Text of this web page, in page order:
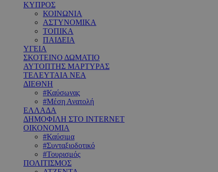
ΚΥΠΡΟΣ
ΚΟΙΝΩΝΙΑ
ΑΣΤΥΝΟΜΙΚΑ
ΤΟΠΙΚΑ
ΠΑΙΔΕΙΑ
ΥΓΕΙΑ
ΣΚΟΤΕΙΝΟ ΔΩΜΑΤΙΟ
ΑΥΤΟΠΤΗΣ ΜΑΡΤΥΡΑΣ
ΤΕΛΕΥΤΑΙΑ ΝΕΑ
ΔΙΕΘΝΗ
#Καύσωνας
#Μέση Ανατολή
ΕΛΛΑΔΑ
ΔΗΜΟΦΙΛΗ ΣΤΟ INTERNET
ΟΙΚΟΝΟΜΙΑ
#Καύσιμα
#Συνταξιοδοτικό
#Τουρισμός
ΠΟΛΙΤΙΣΜΟΣ